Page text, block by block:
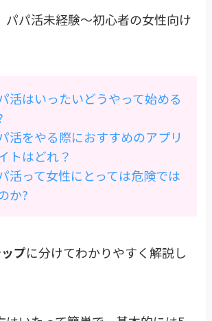
パパ活未経験〜初心者の女性向け
活はいったいどうやって始める
活をやる際におすすめのアプリ
トはどれ？
活って女性にとっては危険では
か?
プに分けてわかりやすく解説し